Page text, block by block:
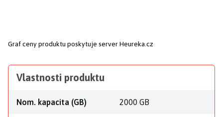
Graf ceny produktu poskytuje server Heureka.cz
Vlastnosti produktu
Nom. kapacita (GB) 2000 GB